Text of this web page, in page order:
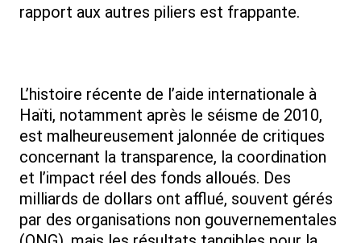
rapport aux autres piliers est frappante.
L’histoire récente de l’aide internationale à
Haïti, notamment après le séisme de 2010,
est malheureusement jalonnée de critiques
concernant la transparence, la coordination
et l’impact réel des fonds alloués. Des
milliards de dollars ont afflué, souvent gérés
par des organisations non gouvernementales